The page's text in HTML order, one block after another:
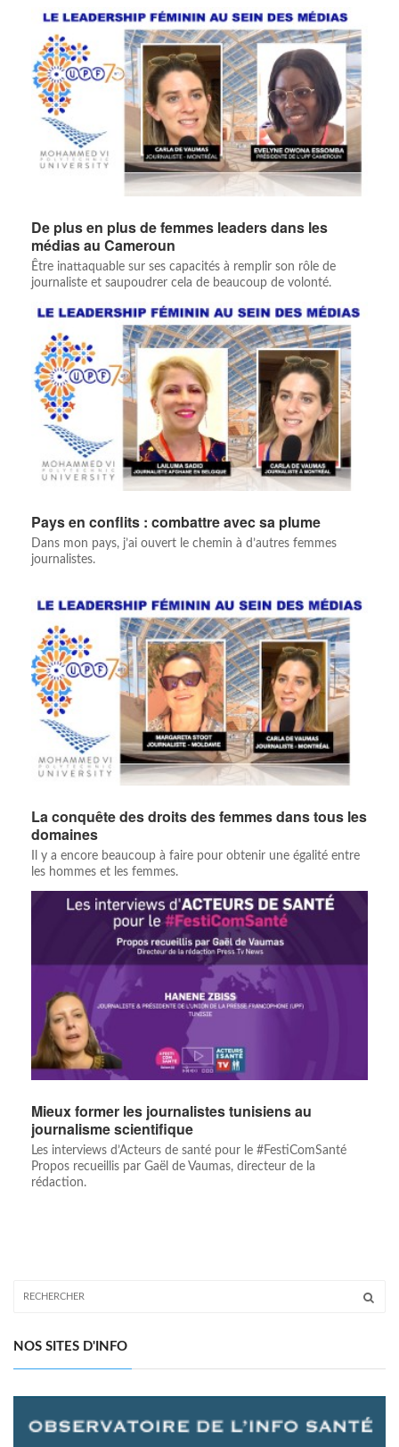
De plus en plus de femmes leaders dans les
médias au Cameroun
Être inattaquable sur ses capacités à remplir son rôle de
journaliste et saupoudrer cela de beaucoup de volonté.
Pays en conflits : combattre avec sa plume
Dans mon pays, j’ai ouvert le chemin à d’autres femmes
journalistes.
La conquête des droits des femmes dans tous les
domaines
Il y a encore beaucoup à faire pour obtenir une égalité entre
les hommes et les femmes.
Mieux former les journalistes tunisiens au
journalisme scientifique
Les interviews d’Acteurs de santé pour le #FestiComSanté
Propos recueillis par Gaël de Vaumas, directeur de la
rédaction.
NOS SITES D'INFO